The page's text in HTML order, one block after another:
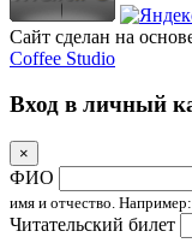
Сайт сделан на
Coffee Studio
Вход в личный
×
ФИО
имя и отчество.
Читательский билет